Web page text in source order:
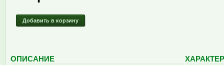
Добавить в корзину
ОПИСАНИЕ